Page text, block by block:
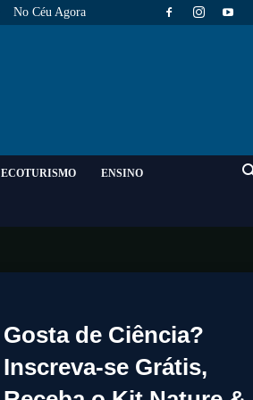
No Céu Agora
ECOTURISMO ENSINO
Gosta de Ciência?
Inscreva-se Grátis,